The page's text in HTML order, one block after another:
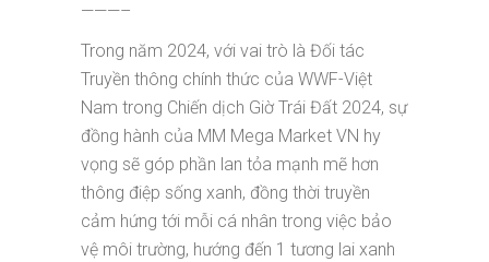
———–
Trong năm 2024, với vai trò là Đối tác
Truyền thông chính thức của WWF-Việt
Nam trong Chiến dịch Giờ Trái Đất 2024, sự
đồng hành của MM Mega Market VN hy
vọng sẽ góp phần lan tỏa mạnh mẽ hơn
thông điệp sống xanh, đồng thời truyền
cảm hứng tới mỗi cá nhân trong việc bảo
vệ môi trường, hướng đến 1 tương lai xanh